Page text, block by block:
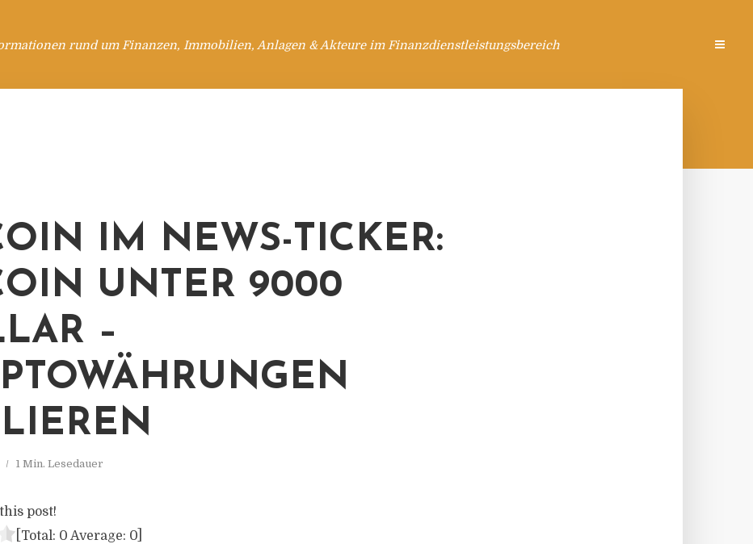
rund um Finanzen, Immobilien, Anlagen & Akteure im Finanzdienstleistungsbereich
IM NEWS-TICKER:
UNTER 9000
–
1 Min. Lesedauer
post!
[Total: 0 Average: 0